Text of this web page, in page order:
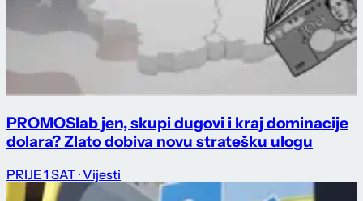
PROMOSlab jen, skupi dugovi i kraj dominacije
dolara? Zlato dobiva novu stratešku ulogu
PRIJE 1 SAT · Vijesti